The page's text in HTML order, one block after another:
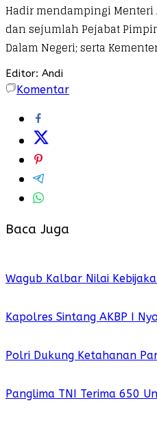
Hadir mendampingi Menteri
dan sejumlah Pejabat
Dalam Negeri; serta
Editor: Andi
Komentar
Baca Juga
Wagub Kalbar Nilai
Kapolres Sintang AKBP I
Polri Dukung Ketahanan
Panglima TNI Terima 650